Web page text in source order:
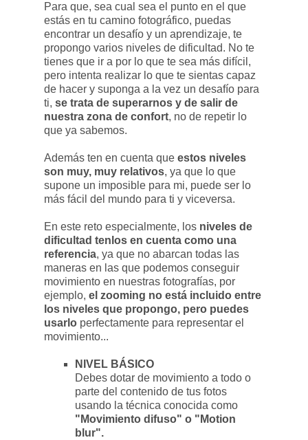
Para que, sea cual sea el punto en el que
estás en tu camino fotográfico, puedas
encontrar un desafío y un aprendizaje, te
propongo varios niveles de dificultad. No te
tienes que ir a por lo que te sea más difícil,
pero intenta realizar lo que te sientas capaz
de hacer y suponga a la vez un desafío para
ti, se trata de superarnos y de salir de
nuestra zona de confort, no de repetir lo
que ya sabemos.
Además ten en cuenta que estos niveles
son muy, muy relativos, ya que lo que
supone un imposible para mi, puede ser lo
más fácil del mundo para ti y viceversa.
En este reto especialmente, los niveles de
dificultad tenlos en cuenta como una
referencia, ya que no abarcan todas las
maneras en las que podemos conseguir
movimiento en nuestras fotografías, por
ejemplo, el zooming no está incluido entre
los niveles que propongo, pero puedes
usarlo perfectamente para representar el
movimiento...
NIVEL BÁSICO
Debes dotar de movimiento a todo o
parte del contenido de tus fotos
usando la técnica conocida como
"Movimiento difuso" o "Motion
blur".